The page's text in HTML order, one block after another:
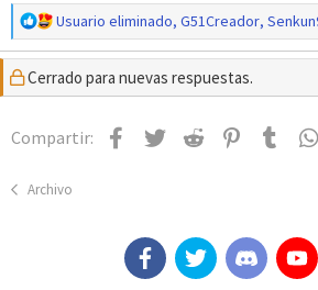
R
e
a
c
c
o
e
Usuario eliminado, G51Creador,
Cerrado para nuevas respuestas.
Compartir: Facebook
TwitterReddit Pinterest
Archivo